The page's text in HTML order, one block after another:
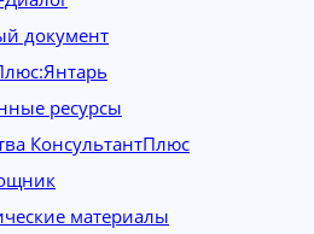
документ
ресурсы
КонсультантПлюс
материалы